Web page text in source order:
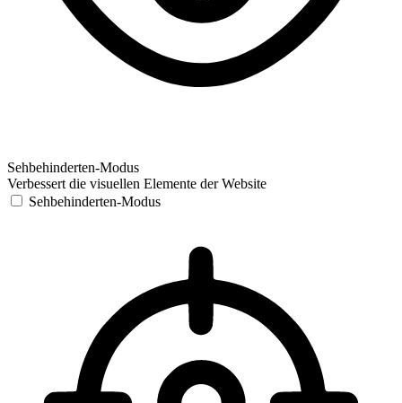
Sehbehinderten-Modus
Verbessert die visuellen Elemente der Website
Sehbehinderten-Modus